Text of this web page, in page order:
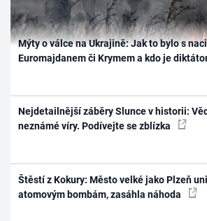
Mýty o válce na Ukrajině: Jak to bylo s
Euromajdanem či Krymem a kdo je
Nejdetailnější záběry Slunce v historii:
neznámé víry. Podívejte se zblízka
Štěstí z Kokury: Město velké jako Plzeň
atomovým bombám, zasáhla náhoda